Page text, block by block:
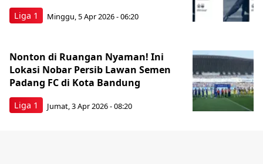
Liga 1 Minggu, 5 Apr 2026 - 06:20
Liga 1
Nonton di Ruangan Nyaman! Ini
Lokasi Nobar Persib Lawan Semen
Padang FC di Kota Bandung
Jumat, 3 Apr 2026 - 08:20